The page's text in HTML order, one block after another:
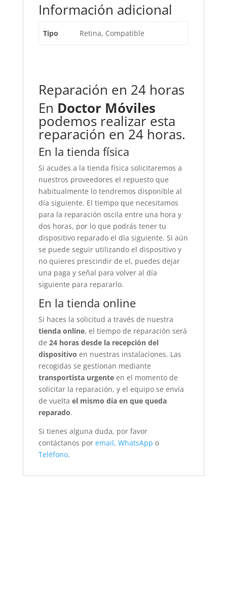
Información adicional
Tipo Retina, Compatible
Reparación en 24 horas
En Doctor Móviles
podemos realizar esta
reparación en 24 horas.
En la tienda física
Si acudes a la tienda física solicitaremos a
nuestros proveedores el repuesto que
habitualmente lo tendremos disponible al
día siguiente. El tiempo que necesitamos
para la reparación oscila entre una hora y
dos horas, por lo que podrás tener tu
dispositivo reparado el día siguiente. Si aún
se puede seguir utilizando el dispositivo y
no quieres prescindir de el, puedes dejar
una paga y señal para volver al día
siguiente para repararlo.
En la tienda online
Si haces la solicitud a través de nuestra
tienda online, el tiempo de reparación será
de 24 horas desde la recepción del
dispositivo en nuestras instalaciones. Las
recogidas se gestionan mediante
transportista urgenteen el momento de
solicitar la reparación, y el equipo se envía
de vuelta el mismo día en que queda
reparado.
Si tienes alguna duda, por favor
contáctanos por email, WhatsApp o
Teléfono.